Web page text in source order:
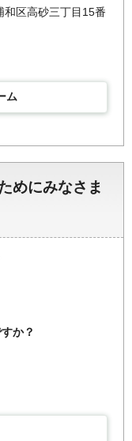
区高砂三丁目15番
ム
めにみなさま
か？